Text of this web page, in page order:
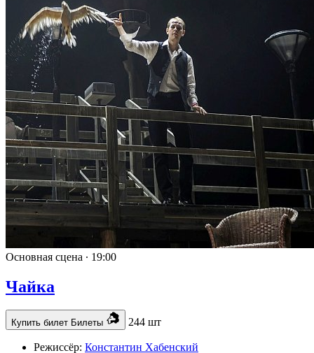
Основная сцена ∙ 19:00
Чайка
Купить билет Билеты 244 шт
Режиссёр: Константин Хабенский